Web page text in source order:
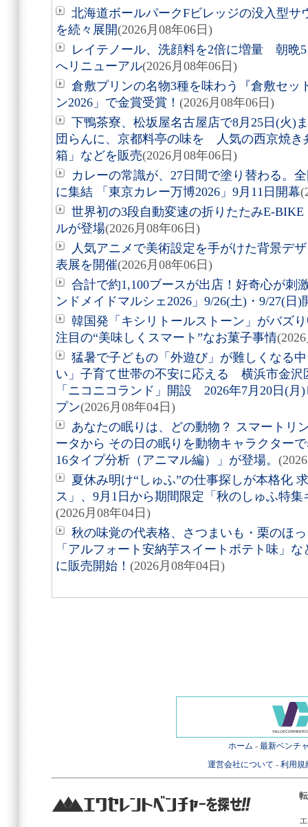
北海道ボールパークFビレッジの没入型サ
を続々展開(2026月08年06日)
レイテノール、洗顔料を2倍に増量 朝晩
へリニューアル(2026月08年06日)
倉敷プリンの名物3種を味わう『倉敷セッ
ン2026」で金賞受賞！ (2026月08年06日)
下鴨茶寮、松坂屋名古屋店で8月25日(火)
団らんに、京都料亭の味を 人気の西京焼き
箱」などを販売(2026月08年06日)
カレーの常識が、27日間で塗り替わる。
に集結 「東京カレー万博2026」9月11日開幕
世界初の3段自動変速の折りたたみE-
ルが登場(2026月08年06日)
人気アニメで美術設定を手がけた背景デ
表展を開催(2026月08年06日)
合計で約1,100ブースが出店！好奇心が
ンドメイドマルシェ2026」9/26(土)・9/27(日)
韓国発「キシリトールストーン」がバズ
注目の“美味しくスマート”なお菓子事情
猛暑で子どもの「外遊び」が難しくなる
い」子育て世帯の不安に応える 横浜市金沢
「ニコニコランド」開設 2026年7月20日(
プン(2026月08年04日)
あなたの眠りは、どの動物？ スマートリ
ータから その日の眠りを動物キャラクター
16タイプ分析（アニマル編）」が登場。
夏休み明け“しゅふ”の仕事探しが本格化
ス」、9月1日から期間限定「秋のしゅふ特
(2026月08年04日)
秋の味覚の代表格、さつまいも・栗のほ
「アルフォート安納芋スイートポテト味」
に販売開始！ (2026月08年04日)
ホーム - 最新ベンチ
運営会社について - 利用規